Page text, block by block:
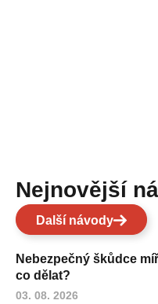
Nejnovější
Další návody
Nebezpečný škůdce
co dělat?
03. 08. 2026